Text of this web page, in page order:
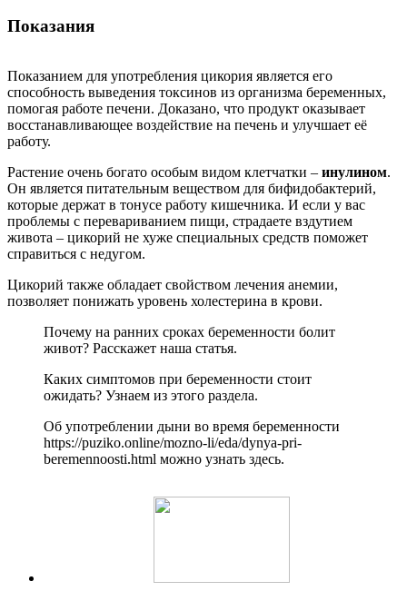
Показания
Показанием для употребления цикория является его
способность выведения токсинов из организма беременных,
помогая работе печени. Доказано, что продукт оказывает
восстанавливающее воздействие на печень и улучшает её
работу.
Растение очень богато особым видом клетчатки – инулином.
Он является питательным веществом для бифидобактерий,
которые держат в тонусе работу кишечника. И если у вас
проблемы с перевариванием пищи, страдаете вздутием
живота – цикорий не хуже специальных средств поможет
справиться с недугом.
Цикорий также обладает свойством лечения анемии,
позволяет понижать уровень холестерина в крови.
Почему на ранних сроках беременности болит
живот? Расскажет наша статья.
Каких симптомов при беременности стоит
ожидать? Узнаем из этого раздела.
Об употреблении дыни во время беременности
https://puziko.online/mozno-li/eda/dynya-pri-
beremennoosti.html можно узнать здесь.